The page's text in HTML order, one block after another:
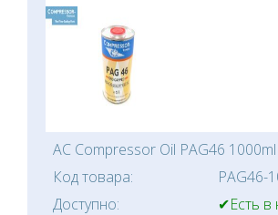
AC Compressor Oil PAG46 1000ml
Код товара:
PAG46-
Доступно:
✔Есть в